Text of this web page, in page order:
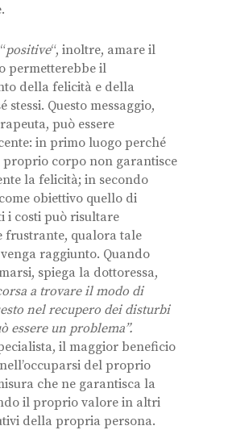
positive“, inoltre, amare il
permetterebbe il
della felicità e della
stessi. Questo messaggio,
può essere
in primo luogo perché
proprio corpo non garantisce
la felicità; in secondo
obiettivo quello di
i costi può risultare
frustrante, qualora tale
raggiunto. Quando
spiega la dottoressa,
a trovare il modo di
nel recupero dei disturbi
essere un problema”.
il maggior beneficio
del proprio
che ne garantisca la
il proprio valore in altri
della propria persona.